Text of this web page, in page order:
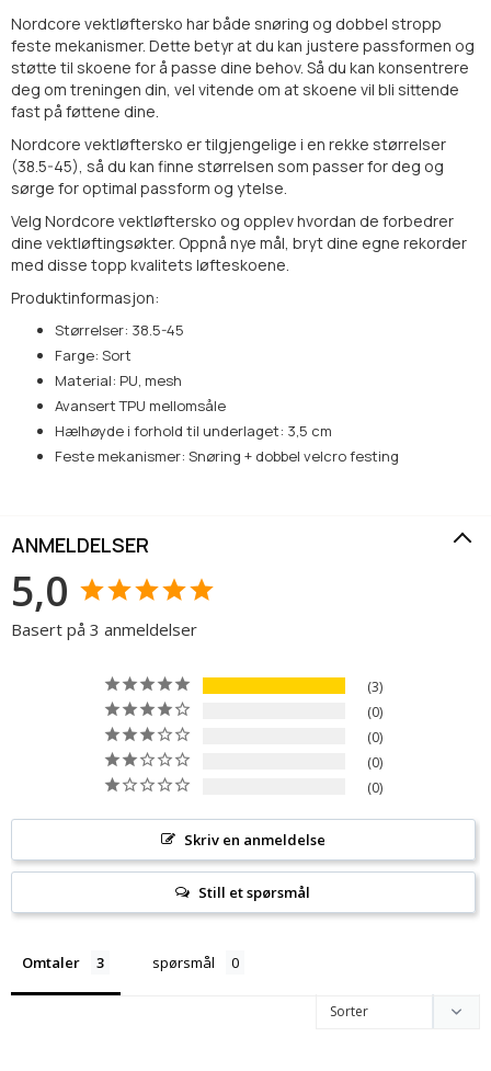
Nordcore vektløftersko har både snøring og dobbel stropp
feste mekanismer. Dette betyr at du kan justere passformen og
støtte til skoene for å passe dine behov. Så du kan konsentrere
deg om treningen din, vel vitende om at skoene vil bli sittende
fast på føttene dine.
Nordcore vektløftersko er tilgjengelige i en rekke størrelser
(38.5-45), så du kan finne størrelsen som passer for deg og
sørge for optimal passform og ytelse.
Velg Nordcore vektløftersko og opplev hvordan de forbedrer
dine vektløftingsøkter. Oppnå nye mål, bryt dine egne rekorder
med disse topp kvalitets løfteskoene.
Produktinformasjon:
Størrelser: 38.5-45
Farge: Sort
Material: PU, mesh
Avansert TPU mellomsåle
Hælhøyde i forhold til underlaget: 3,5 cm
Feste mekanismer: Snøring + dobbel velcro festing
ANMELDELSER
5,0
Basert på 3 anmeldelser
3
0
0
0
0
Skriv en anmeldelse
Still et spørsmål
Omtaler spørsmål